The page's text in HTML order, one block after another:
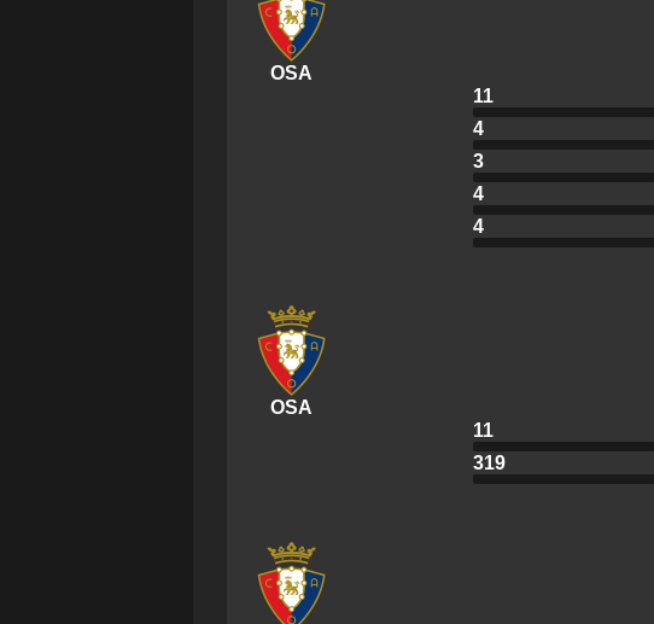
OSA
11
4
3
4
4
OSA
11
319